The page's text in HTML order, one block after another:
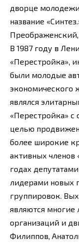
дворце
название
В 1987 году в
«Перестройка»,
были молодые
экономического
являлся
«Перестройка» с
целью
более широкие
активных членов
годах
лидерами новых
группировок.
являются многие
организаций и
Филиппов,